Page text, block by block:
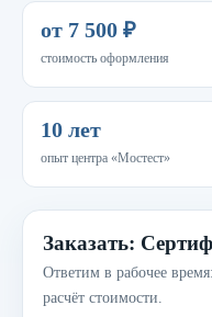
от 7 500 ₽
стоимость оформления
10 лет
опыт центра «Мостест»
Заказать:
Ответим в рабочее
расчёт стоимости.